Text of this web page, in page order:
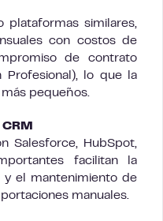
similares,
con costos de
de contrato
Profesional), lo que la
pequeños.
Salesforce, HubSpot,
facilitan la
y el mantenimiento de
manuales.